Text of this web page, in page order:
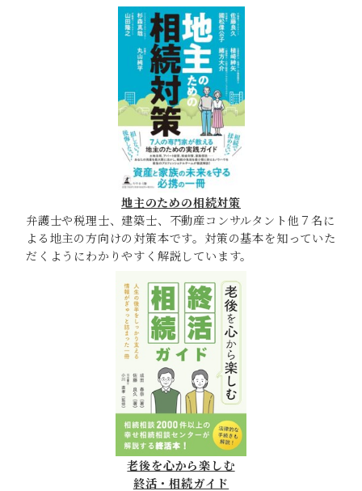
地主のための相続対策
弁護士や税理士、建築士、不動産コンサルタント他７名に
よる地主の方向けの対策本です。対策の基本を知っていた
だくようにわかりやすく解説しています。
老後を心から楽しむ
終活・相続ガイド